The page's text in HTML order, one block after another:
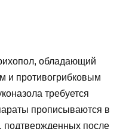
обладающий
и противогрибковым
требуется
прописываются в
подтвержденных после